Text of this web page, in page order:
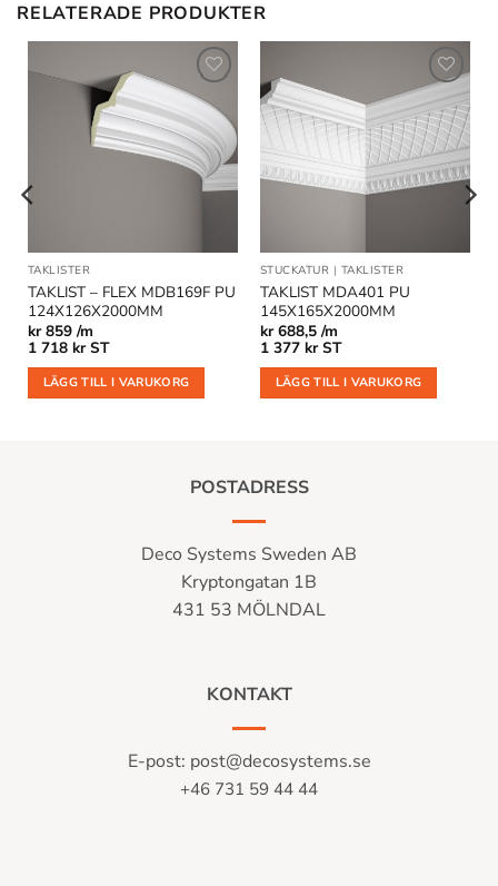
RELATERADE PRODUKTER
Lägg till
i
önskelistan
TAKLISTER
TAKLIST – FLEX MDB169F PU
124X126X2000MM
kr859 /m
1 718 kr ST
LÄGG TILL I VARUKORG
Lägg till
i
önskelistan
STUCKATUR | TAKLISTER
TAKLIST MDA401 PU
145X165X2000MM
kr688,5 /m
1 377 kr ST
LÄGG TILL I VARUKORG
POSTADRESS
Deco Systems Sweden AB
Kryptongatan 1B
431 53 MÖLNDAL
KONTAKT
E-post: post@decosystems.se
+46 731 59 44 44